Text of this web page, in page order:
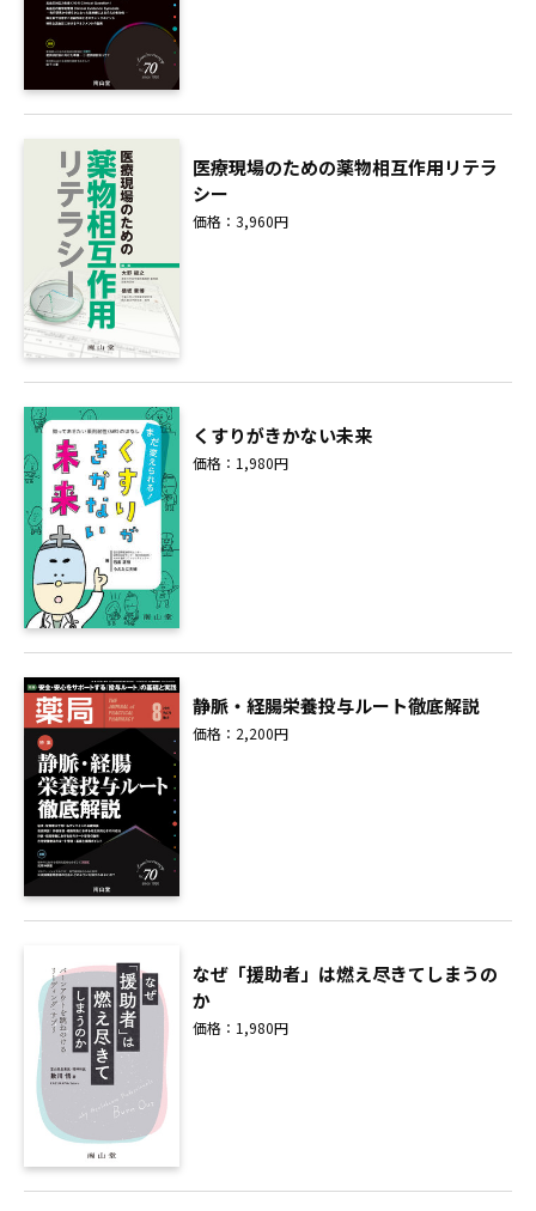
医療現場のための薬物相互作用リテラ
シー
価格：3,960円
くすりがきかない未来
価格：1,980円
静脈・経腸栄養投与ルート徹底解説
価格：2,200円
なぜ「援助者」は燃え尽きてしまうの
か
価格：1,980円